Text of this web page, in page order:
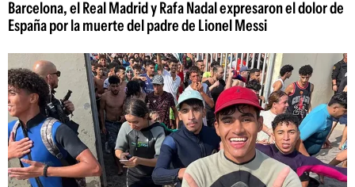
Barcelona, el Real Madrid y Rafa Nadal expresaron el dolor de
España por la muerte del padre de Lionel Messi